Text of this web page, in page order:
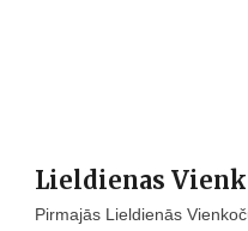
Lieldienas
Pirmajās Lieldienās